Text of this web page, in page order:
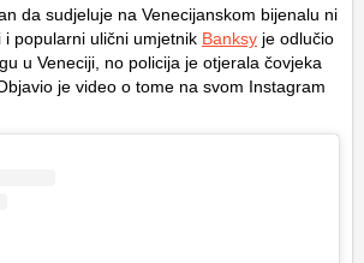
da sudjeluje na Venecijanskom bijenalu ni
popularni ulični umjetnik Banksy je odlučio
u Veneciji, no policija je otjerala čovjeka
je video o tome na svom Instagram